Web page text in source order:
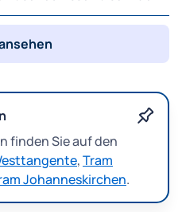
ihre Lieblingsfahrerin zu
der fünf
und
Fahrerinnen und Fahrern
„Deutschlands TOP 30
vom 20. Juli).
finden Sie auf den
,Tram
Johanneskirchen.